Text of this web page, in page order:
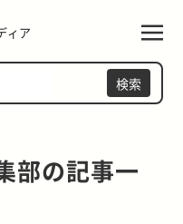
ィア
検索
部の記事一